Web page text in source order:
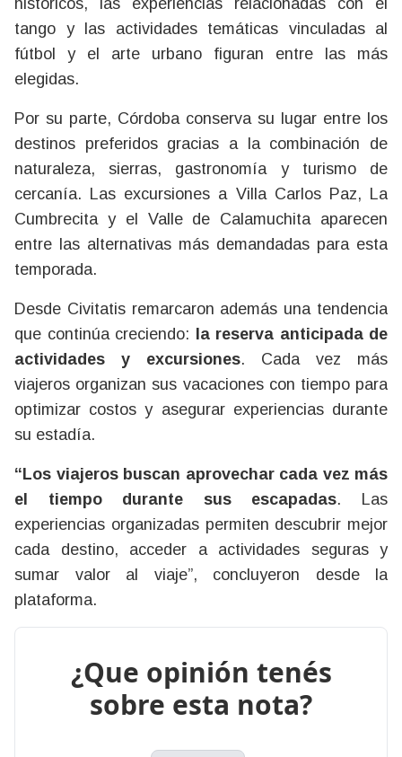
tango y las actividades temáticas vinculadas al
fútbol y el arte urbano figuran entre las más
elegidas.
Por su parte, Córdoba conserva su lugar entre los
destinos preferidos gracias a la combinación de
naturaleza, sierras, gastronomía y turismo de
cercanía. Las excursiones a Villa Carlos Paz, La
Cumbrecita y el Valle de Calamuchita aparecen
entre las alternativas más demandadas para esta
temporada.
Desde Civitatis remarcaron además una tendencia
que continúa creciendo: la reserva anticipada de
actividades y excursiones. Cada vez más
viajeros organizan sus vacaciones con tiempo para
optimizar costos y asegurar experiencias durante
su estadía.
“Los viajeros buscan aprovechar cada vez más
el tiempo durante sus escapadas. Las
experiencias organizadas permiten descubrir mejor
cada destino, acceder a actividades seguras y
sumar valor al viaje”, concluyeron desde la
plataforma.
¿Que opinión tenés
sobre esta nota?